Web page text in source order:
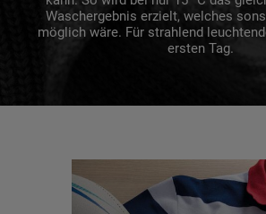
Waschergebnis erzielt, welches
möglich wäre. Für strahlend
ersten Tag.